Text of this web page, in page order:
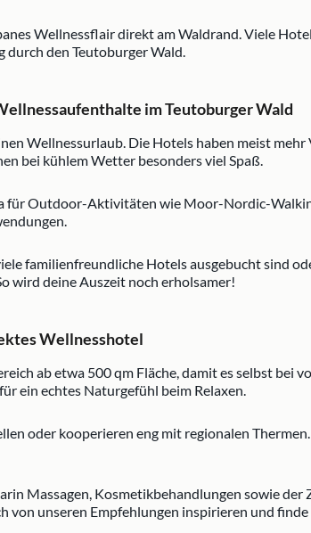
Wellnessflair direkt am Waldrand. Viele
durch den Teutoburger Wald.
im Teutoburger Wald
Wellnessurlaub. Die Hotels haben meist
bei kühlem Wetter besonders viel Spaß.
für Outdoor-Aktivitäten wie Moor-Nordic-
familienfreundliche Hotels ausgebucht sind
wird deine Auszeit noch erholsamer!
Wellnesshotel
ab etwa 500 qm Fläche, damit es selbst
ein echtes Naturgefühl beim Relaxen.
oder kooperieren eng mit regionalen
Massagen, Kosmetikbehandlungen sowie
von unseren Empfehlungen inspirieren und